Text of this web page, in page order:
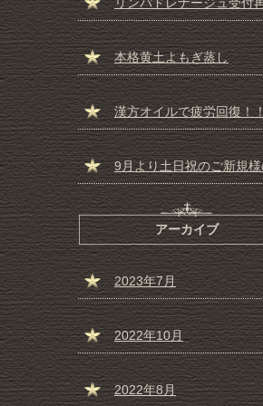
本格黄土よもぎ蒸し
漢方オイルで疲労回復！！
アーカイブ
2023年7月
2022年10月
2022年8月